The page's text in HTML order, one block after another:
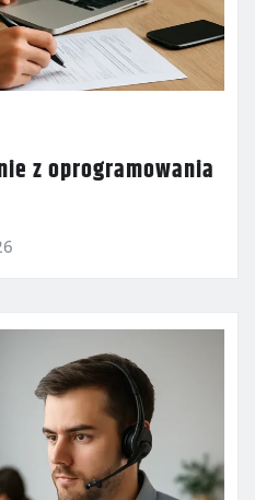
z oprogramowania